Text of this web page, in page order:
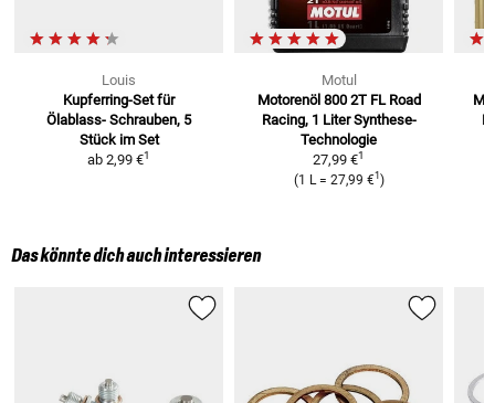
Louis
Kupferring-Set für
Ölablass- Schrauben, 5
Stück im Set
ab 2,99 €1
Motul
Motorenöl 800 2T FL Road
Racing, 1 Liter Synthese-
Technologie
27,99 €1
(1 L= 27,99 €1 )
Das könnte dich auch interessieren